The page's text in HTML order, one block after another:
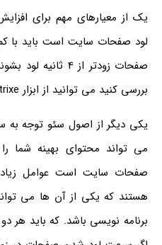
یک از معیارهای مهم برای
لود صفحات سایت است باید با
صفحات زودتر از 4
بررسی کنید می توانید از ابزار Gtmetrixe استفاده کنید.
یکی دیگر از اصول سئو توجه
می تواند محتوای بهینه شما
صفحات سایت است عوامل
هستند که یکی از آن ها می
برنامه نویسی باشد. که باید هر